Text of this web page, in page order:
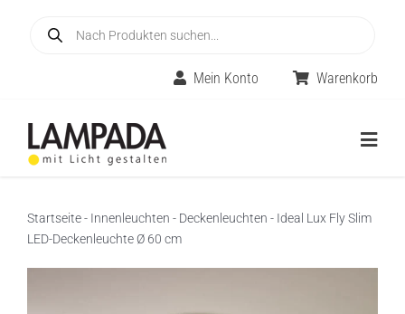
search
Mein Konto Warenkorb
Online-Shop
Startseite- Innenleuchten - Deckenleuchten - Ideal Lux Fly Slim
LED-Deckenleuchte Ø 60 cm